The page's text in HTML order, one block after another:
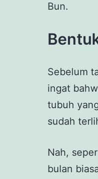
Bun.
Sebelum
ingat
tubuh
sudah
Nah,
bulan